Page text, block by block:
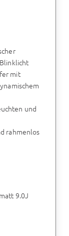
mit
und
rahmenlos
9.0J